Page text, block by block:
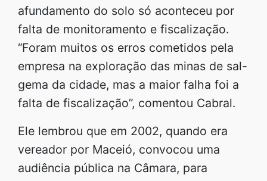
afundamento do solo só aconteceu por
falta de monitoramento e fiscalização.
“Foram muitos os erros cometidos pela
empresa na exploração das minas de sal-
gema da cidade, mas a maior falha foi a
falta de fiscalização”, comentou Cabral.
Ele lembrou que em 2002, quando era
vereador por Maceió, convocou uma
audiência pública na Câmara, para